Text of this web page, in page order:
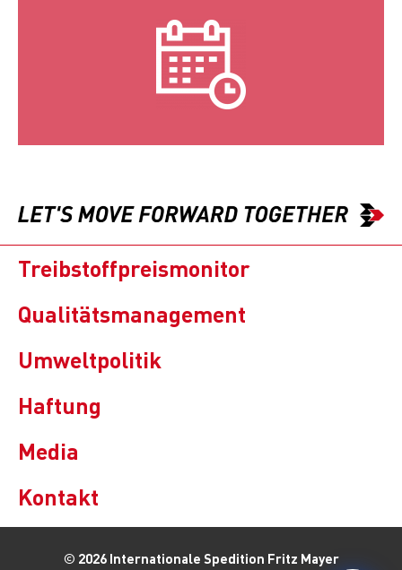
Treibstoffpreismonitor
Qualitätsmanagement
Umweltpolitik
Haftung
Media
Kontakt
© 2026 Internationale Spedition Fritz Mayer